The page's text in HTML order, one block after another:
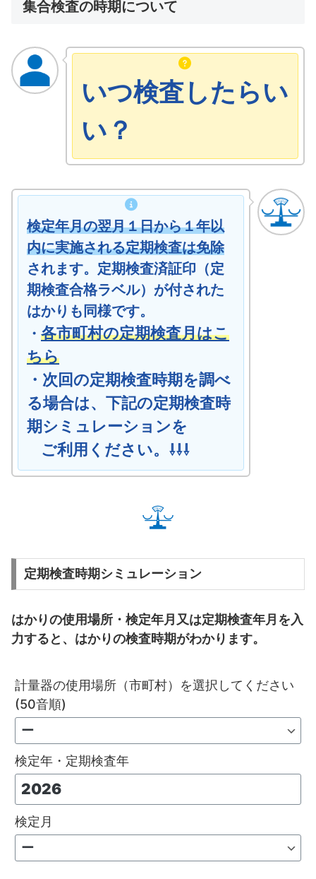
集合検査の時期について
いつ検査したらい
い？
検定年月の翌月１日から１年以
内に実施される定期検査は免除
されます。定期検査済証印（定
期検査合格ラベル）が付された
はかりも同様です。
・ 各市町村の定期検査月はこ
ちら
・次回の定期検査時期を調べ
る場合は、下記の定期検査時
期シミュレーションを
ご利用ください。
⇩⇩⇩
定期検査時期シミュレーション
はかりの使用場所・検定年月又は定期検査年月を入
力すると、はかりの検査時期がわかります。
計量器の使用場所（市町村）を選択してください
(50音順)
検定年・定期検査年
検定月